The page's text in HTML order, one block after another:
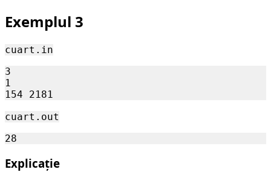
Exemplul 3
cuart.in
3
1
cuart.out
Explicație